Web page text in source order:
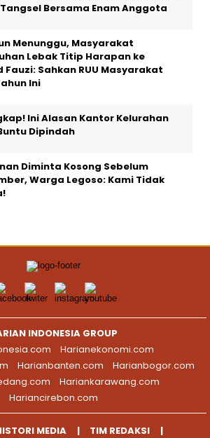
Bersama Enam Anggota
Menunggu, Masyarakat
Lebak Titip Harapan ke
Fauzi: Sahkan RUU Masyarakat
Ini
Ini Alasan Kantor Kelurahan
Dipindah
Diminta Kosong Sebelum
Warga Legoso: Kami Tidak
INDONESIA GROUP
Harianekonomi.com
Harianbanten.com
Harianbogor.com
Hariankarawang.com
Hariancirebon.com
MEDIA TIM REDAKSI